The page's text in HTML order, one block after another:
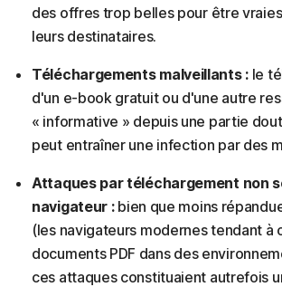
des offres trop belles pour être
leurs destinataires.
Téléchargements malveillants : le
d'un e-book gratuit ou d'une autre
« informative » depuis une partie
peut entraîner une infection par des
Attaques par téléchargement non
navigateur :bien que moins
(les navigateurs modernes tendant à
documents PDF dans des
ces attaques constituaient autrefois